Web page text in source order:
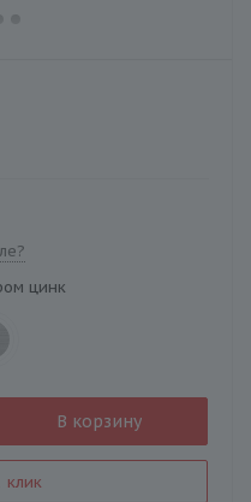
цинк
В корзину
клик